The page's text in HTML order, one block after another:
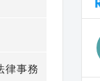
律事務